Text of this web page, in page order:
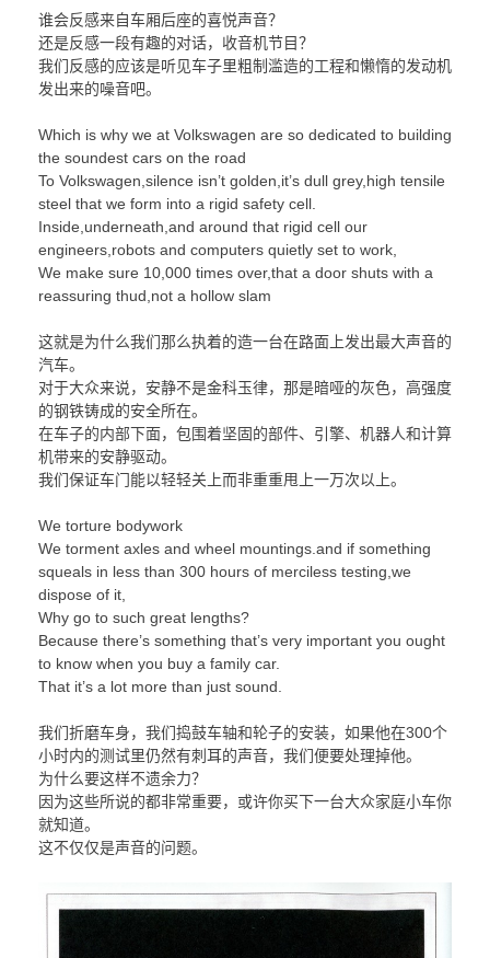
谁会反感来自车厢后座的喜悦声音？
还是反感一段有趣的对话，收音机节目？
我们反感的应该是听见车子里粗制滥造的工程和懒惰的发动机
发出来的噪音吧。
Which is why we at Volkswagen are so dedicated to building
the soundest cars on the road
To Volkswagen,silence isn’t golden,it’s dull grey,high tensile
steel that we form into a rigid safety cell.
Inside,underneath,and around that rigid cell our
engineers,robots and computers quietly set to work,
We make sure 10,000 times over,that a door shuts with a
reassuring thud,not a hollow slam
这就是为什么我们那么执着的造一台在路面上发出最大声音的
汽车。
对于大众来说，安静不是金科玉律，那是暗哑的灰色，高强度
的钢铁铸成的安全所在。
在车子的内部下面，包围着坚固的部件、引擎、机器人和计算
机带来的安静驱动。
我们保证车门能以轻轻关上而非重重甩上一万次以上。
We torture bodywork
We torment axles and wheel mountings.and if something
squeals in less than 300 hours of merciless testing,we
dispose of it,
Why go to such great lengths?
Because there’s something that’s very important you ought
to know when you buy a family car.
That it’s a lot more than just sound.
我们折磨车身，我们捣鼓车轴和轮子的安装，如果他在300个
小时内的测试里仍然有刺耳的声音，我们便要处理掉他。
为什么要这样不遗余力？
因为这些所说的都非常重要，或许你买下一台大众家庭小车你
就知道。
这不仅仅是声音的问题。